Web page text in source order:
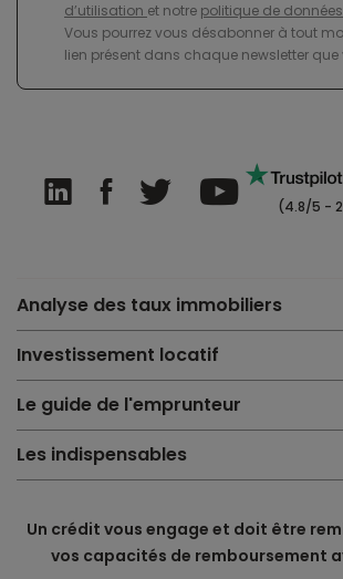
d’utilisation et notre politique de
Vous pourrez vous désabonner à tout
lien présent dans chaque newsletter que
(4.8/5 -
Analyse des taux immobiliers
Investissement locatif
Le guide de l'emprunteur
Les indispensables
Un crédit vous engage et doit être
vos capacités de remboursement